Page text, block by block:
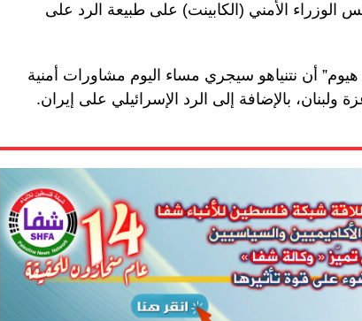
الوزراء الأمني (الكابينت) على طبيعة الرد على
أن نتنياهو سيجري مساء اليوم مشاورات أمنية
بالإضافة إلى الرد الإسرائيلي على إيران.